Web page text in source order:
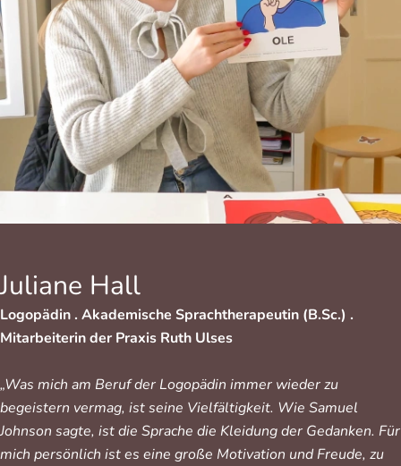
Juliane Hall
Logopädin . Akademische Sprachtherapeutin (B.Sc.) .
Mitarbeiterin der Praxis Ruth Ulses
„Was mich am Beruf der Logopädin immer wieder zu
begeistern vermag, ist seine Vielfältigkeit. Wie Samuel
Johnson sagte, ist die Sprache die Kleidung der Gedanken. Für
mich persönlich ist es eine große Motivation und Freude, zu